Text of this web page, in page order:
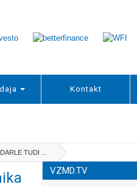
Kontakt
TUDI ...
VZMD.TV